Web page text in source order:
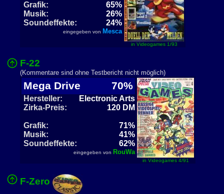
Grafik:
65%
Musik:
26%
Soundeffekte:
24%
eingegeben von Mesca
in Videogames 1/93
F-22
(Kommentare sind ohne Testbericht nicht möglich)
Mega Drive 70%
Hersteller:
Electronic Arts
Zirka-Preis:
120 DM
Grafik:
71%
Musik:
41%
Soundeffekte:
62%
eingegeben von RouWa
in Videogames 4/91
F-Zero